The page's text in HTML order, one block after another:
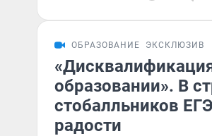
ОБРАЗОВАНИЕ ЭКСКЛЮЗИВ
образовании». В
стобалльников
радости